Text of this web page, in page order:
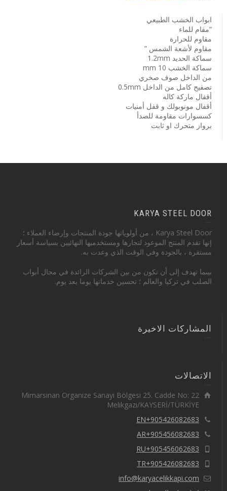
ابواب الخشب الطبيعي
“مقام للماء
مقاوم للحرارة
مقاوم لأشعة الشمس ”
سماكة الحديد 1.2mm
سماكة الخشب 10 mm
من الداخل صوف صخري
تصفيح كامل من الداخل 0.5mm
أقفال ماركة كاله
أقفال مونوبولك و قفل أمنيات
كسسوارات مقاومة للصدأ
برواز متحرك او ثابت
KARYA STEEL DOOR
Karya Steel Door ، من أولوياتها جودة المنتجات وإرضاء العملاء ؛
إنها تقدم المنتج الموعود لتجارها ومستخدميها النهائيين بسياسة أسعار
مستقرة ، بالجودة وفي الوقت الذي وعدت به.
بينما تهدف إلى أن تكون من بين الشركات الرائدة في مجال أبواب
الصلب في تركيا والعالم ؛ تحسين خدماتها يوما بعد يوم.
المشاركات الاخيرة
الاتصالات
Mimarsinan Organize Sanayi Bölgesi 25. Cadde No: 22
Melikgazi/KAYSERİ/TÜRKİYE
EN+905426082683
AR+905456082683
RU+905456062683
TR+905426082683
info@karyacelikkapi.com